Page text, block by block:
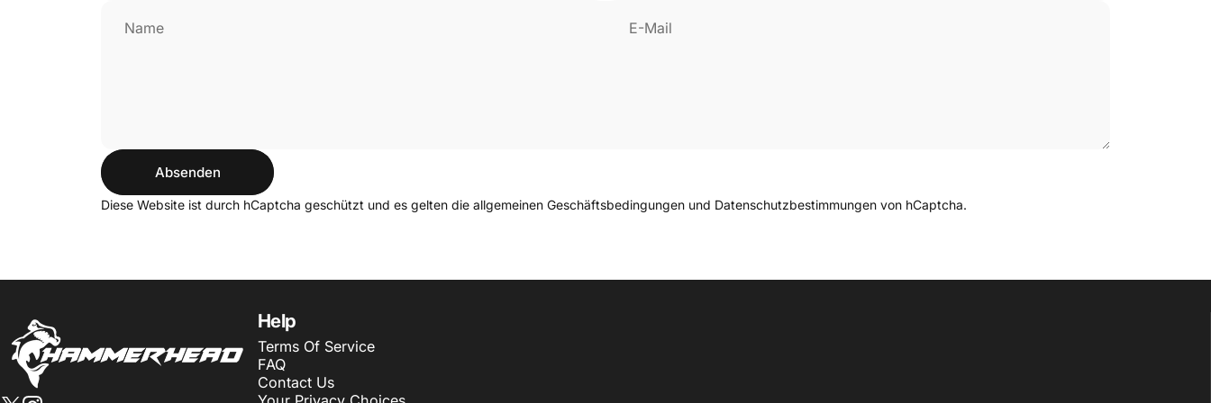
Name E-Mail
Nachricht
Absenden
Absenden
Diese Website ist durch hCaptcha geschützt und es gelten die allgemeinen Geschäftsbedingungen und Datenschutzbestimmungen von hCaptcha.
HammerHead Sportswear Help
Terms Of Service
FAQ
Contact Us